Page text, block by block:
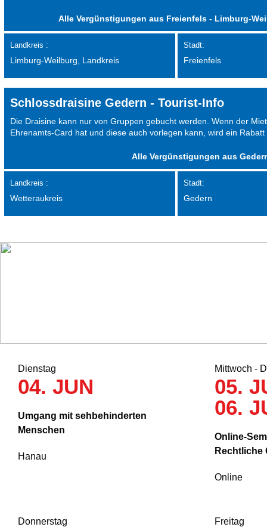
Alle Vergünstigungen aus Freienfels - Limburg-
Landkreis :
Limburg-Weilburg, Landkreis
Stadt:
Freienfels
Schlossdraisine Gedern - Tourist-Info
Die Draisine kann nur von Gruppen gebucht werden. Wenn der
Ehrenamts-Card hat und diese auch vorlegen kann, wird ein
Alle Vergünstigungen aus
Landkreis :
Wetteraukreis
Stadt:
Gedern
Dienstag
04. JUN
Umgang mit sehbehinderten
Menschen
Hanau
Mittwoch -
05.
06.
Online-
Rechtliche
Online
Donnerstag Freitag